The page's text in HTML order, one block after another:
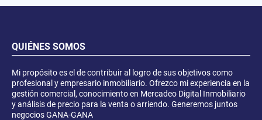
QUIÉNES SOMOS
Mi propósito es el de contribuir al logro de sus objetivos como
profesional y empresario inmobiliario. Ofrezco mi experiencia en la
gestión comercial, conocimiento en Mercadeo Digital Inmobiliario
y análisis de precio para la venta o arriendo. Generemos juntos
negocios GANA-GANA